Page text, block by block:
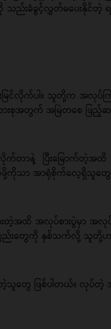
ည်းခံခွင့်လွှတ်မပေးနိုင်တဲ့ ရ
င်လိုက်ပါ။ သူတို့က အလုပ်ကြို
စုအတွက် အမြဲတစေ ဖြည့်ဆ
ာနဲ့ ပြီးမြောက်တဲ့အထိ
ဖို့ကိုသာ အာရုံစိုက်လေ့ရှိသူတွေ
အထိ အလုပ်စားပွဲမှာ အလုပ်
ပစ္စည်းတွေကို နှစ်သက်လို့ သူတို့ဟ
သူတွေ ဖြစ်ပါတယ်။ လုပ်